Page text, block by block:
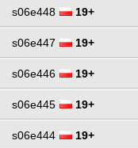
s06e448 19+
s06e447 19+
s06e446 19+
s06e445 19+
s06e444 19+